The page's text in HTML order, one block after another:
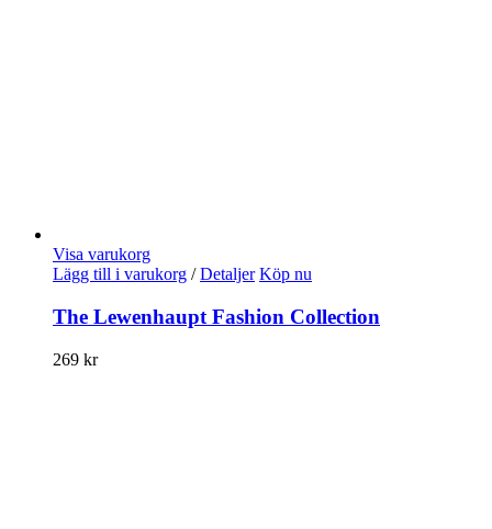
Visa varukorg
Lägg till i varukorg / Detaljer Köp nu
The Lewenhaupt Fashion Collection
269 kr